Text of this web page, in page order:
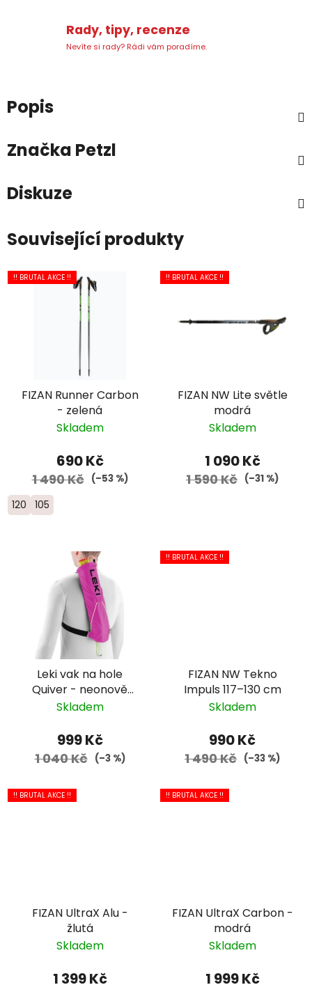
Rady, tipy, recenze
Nevíte si rady? Rádi vám poradíme.
Popis
Značka Petzl
Diskuze
Související produkty
!! BRUTAL AKCE !!
FIZAN Runner Carbon
- zelená
Skladem
690 Kč
1 490 Kč (–53 %)
120 105
!! BRUTAL AKCE !!
FIZAN NW Lite světle
modrá
Skladem
1 090 Kč
1 590 Kč (–31 %)
Leki vak na hole
Quiver - neonově
růžová
Skladem
999 Kč
1 040 Kč (–3 %)
!! BRUTAL AKCE !!
FIZAN NW Tekno
Impuls 117–130 cm
Skladem
990 Kč
1 490 Kč (–33 %)
!! BRUTAL AKCE !!
FIZAN UltraX Alu -
žlutá
Skladem
1 399 Kč
!! BRUTAL AKCE !!
FIZAN UltraX Carbon -
modrá
Skladem
1 999 Kč